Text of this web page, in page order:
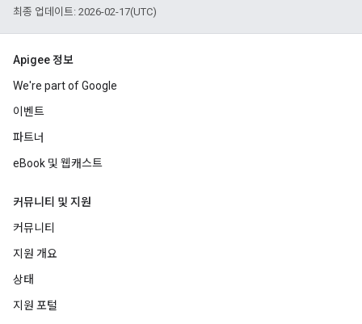
최종 업데이트: 2026-02-17(UTC)
Apigee 정보
We're part of Google
이벤트
파트너
eBook 및 웹캐스트
커뮤니티 및 지원
커뮤니티
지원 개요
상태
지원 포털